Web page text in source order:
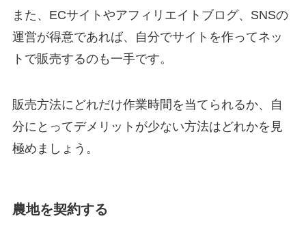
また、ECサイトやアフィリエイトブログ、SNSの
運営が得意であれば、自分でサイトを作ってネッ
トで販売するのも一手です。
販売方法にどれだけ作業時間を当てられるか、自
分にとってデメリットが少ない方法はどれかを見
極めましょう。
農地を契約する